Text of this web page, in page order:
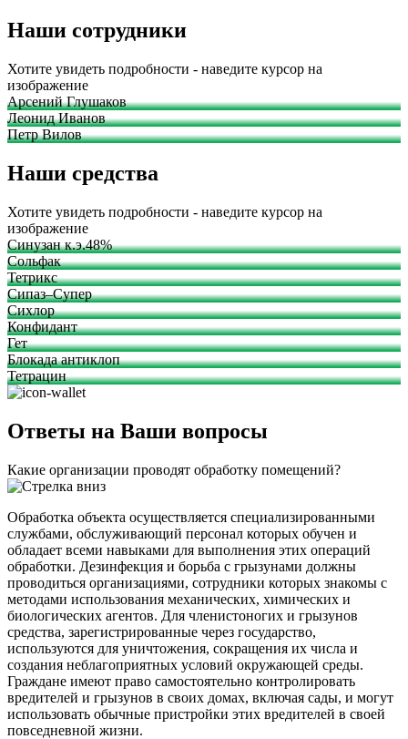
Наши сотрудники
Хотите увидеть подробности - наведите курсор на
изображение
Арсений Глушаков
Леонид Иванов
Петр Вилов
Наши средства
Хотите увидеть подробности - наведите курсор на
изображение
Синузан к.э.48%
Сольфак
Тетрикс
Сипаз–Супер
Сихлор
Конфидант
Гет
Блокада антиклоп
Тетрацин
Ответы на Ваши вопросы
Какие организации проводят обработку помещений?
Обработка объекта осуществляется специализированными
службами, обслуживающий персонал которых обучен и
обладает всеми навыками для выполнения этих операций
обработки. Дезинфекция и борьба с грызунами должны
проводиться организациями, сотрудники которых знакомы с
методами использования механических, химических и
биологических агентов. Для членистоногих и грызунов
средства, зарегистрированные через государство,
используются для уничтожения, сокращения их числа и
создания неблагоприятных условий окружающей среды.
Граждане имеют право самостоятельно контролировать
вредителей и грызунов в своих домах, включая сады, и могут
использовать обычные пристройки этих вредителей в своей
повседневной жизни.